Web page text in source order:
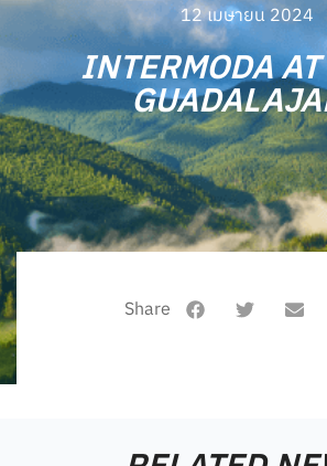
12 เมษายน 2024
INTERMODA